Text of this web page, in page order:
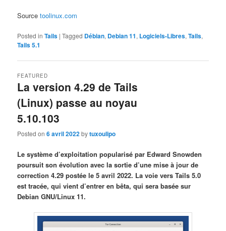
Sourcetoolinux.com
Posted in Tails |Tagged Débian, Debian 11, Logiciels-Libres,Tails,
Tails 5.1
La version 4.29 de Tails
(Linux) passe au noyau
5.10.103
FEATURED
Posted on6 avril 2022bytuxoulipo
Le système d’exploitation popularisé par Edward Snowden
poursuit son évolution avec la sortie d’une mise à jour de
correction 4.29 postée le 5 avril 2022. La voie vers Tails 5.0
est tracée, qui vient d’entrer en bêta, qui sera basée sur
Debian GNU/Linux 11.